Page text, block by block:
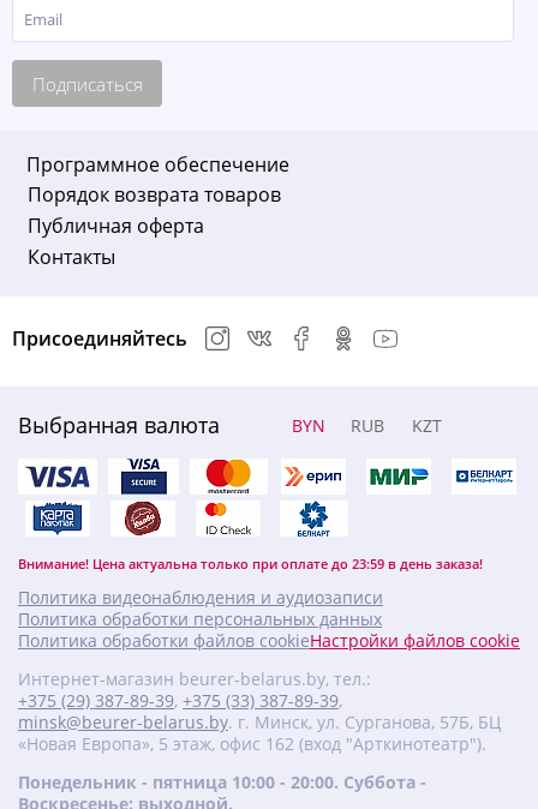
Подписаться
Программное обеспечение
Порядок возврата товаров
Публичная оферта
Контакты
Выбранная валюта BYN RUB KZT
Внимание! Цена актуальна только при оплате до 23:59 в день заказа!
Присоединяйтесь
Политика видеонаблюдения и аудиозаписи
Политика обработки персональных данных
Политика обработки файлов cookieНастройки файлов cookie
Интернет-магазин beurer-belarus.by, тел.:
+375 (29) 387-89-39, +375 (33) 387-89-39,
minsk@beurer-belarus.by. г. Минск, ул. Сурганова, 57Б, БЦ
«Новая Европа», 5 этаж, офис 162 (вход "Арткинотеатр").
Понедельник - пятница 10:00 - 20:00. Суббота -
Воскресенье: выходной.